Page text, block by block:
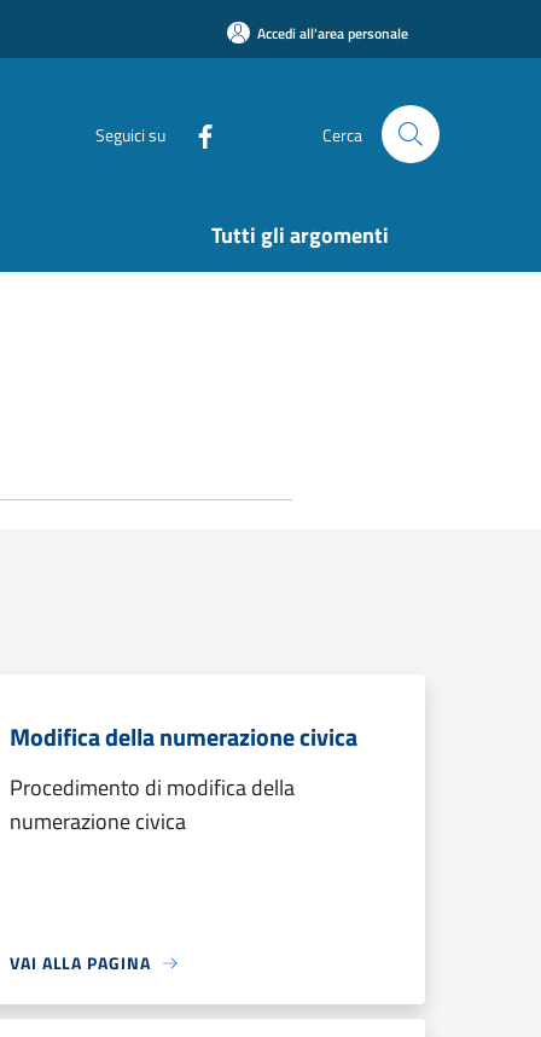
Accedi all'area personale
Seguici su Cerca
Tutti gli argomenti
Modifica della numerazione civica
Procedimento di modifica della
numerazione civica
VAI ALLA PAGINA